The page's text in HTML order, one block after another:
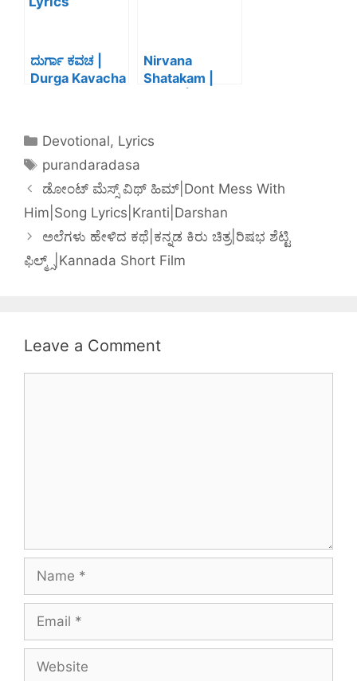
Lyrics|Kannad
ಆನೆಯು ಕರೆದರೆ
ಆದಿಮೂಲ
ಬಂದಂತೆ
|Purandaradas
a |ಕರುಣಿಸೋ ರಂಗ
ಕರುಣಿಸೋ ಲಿರಿಕ್ಸ್ |
ದುರ್ಗಾ ಕವಚ |
Durga Kavacha
Nirvana
Shatakam |
Shankarachary
| ಶ್ರೀ ಆದಿ
ಶಂಕರಾಚಾರ್ಯ
Devotional, Lyrics
purandaradasa
ಡೋಂಟ್ ಮೆಸ್ಸ್ ವಿಥ್ ಹಿಮ್|Dont Mess With
Him|Song Lyrics|Kranti|Darshan
ಅಲೆಗಳು ಹೇಳಿದ ಕಥೆ|ಕನ್ನಡ ಕಿರು ಚಿತ್ರ|ರಿಷಭ ಶೆಟ್ಟಿ
ಫಿಲ್ಮ್ಸ್|Kannada Short Film
Leave a Comment